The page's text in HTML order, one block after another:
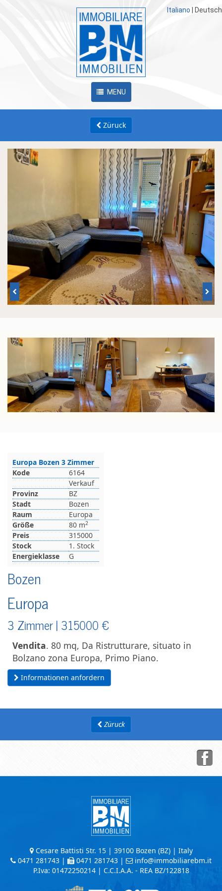
Italiano Deutsch
MENU
Züruck
Europa Bozen 3 Zimmer
Kode
6164
Verkauf
Provinz
BZ
Stadt
Bozen
Raum
Europa
Größe
80 m2
Preis
315000
Stock
1. Stock
Energieklasse
G
Bozen
Europa
3 Zimmer | 315000 €
Vendita. 80 mq, Da Ristrutturare, situato in
Bolzano zona Europa, Primo Piano.
Informationen anfordern
Züruck
Cesare Battisti Str. 15 | 39100 Bozen (BZ) | Italy
0471 281743 | 0471 281743 |
info@immobiliarebm.it
P.Iva: 01472250214 | C.C.I.A.A. - REA BZ/122818